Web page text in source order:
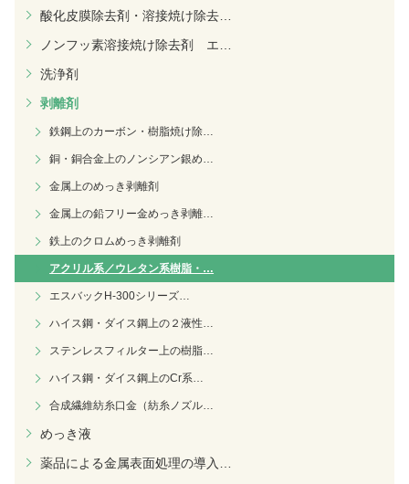
酸化皮膜除去剤・溶接焼け除去…
ノンフッ素溶接焼け除去剤 エ…
洗浄剤
剥離剤
鉄鋼上のカーボン・樹脂焼け除…
銅・銅合金上のノンシアン銀め…
金属上のめっき剥離剤
金属上の鉛フリー金めっき剥離…
鉄上のクロムめっき剥離剤
アクリル系／ウレタン系樹脂・ …
エスバックH-300シリーズ…
ハイス鋼・ダイス鋼上の２液性…
ステンレスフィルター上の樹脂…
ハイス鋼・ダイス鋼上のCr系…
合成繊維紡糸口金（紡糸ノズル…
めっき液
薬品による金属表面処理の導入 …